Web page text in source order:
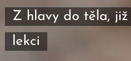
Z hlavy do těla,
lekci